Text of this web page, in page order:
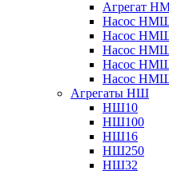
Агрегат
Насос
Насос
Насос
Насос
Насос
Агрегаты НШ
НШ10
НШ100
НШ16
НШ250
НШ32